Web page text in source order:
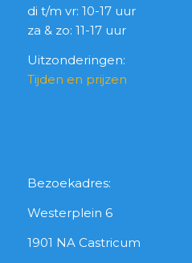
di t/m vr: 10-17 uur
za & zo: 11-17 uur
Uitzonderingen:
Tijden en prijzen
Bezoekadres:
Westerplein 6
1901 NA Castricum